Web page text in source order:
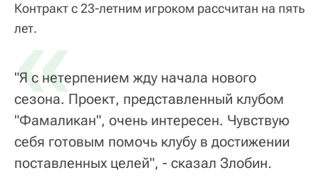
Контракт с 23-летним игроком рассчитан на пять
лет.
«
"Я с нетерпением жду начала нового
сезона. Проект, представленный клубом
"Фамаликан", очень интересен. Чувствую
себя готовым помочь клубу в достижении
поставленных целей", - сказал Злобин.